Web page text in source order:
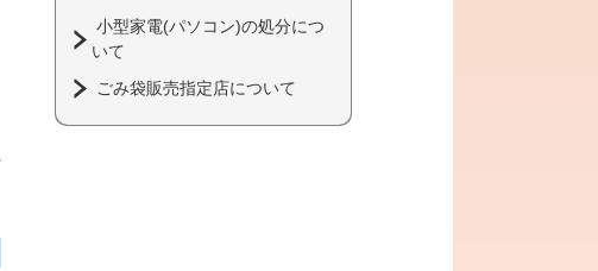
小型家電(パソコン)の処分につ
いて
ごみ袋販売指定店について